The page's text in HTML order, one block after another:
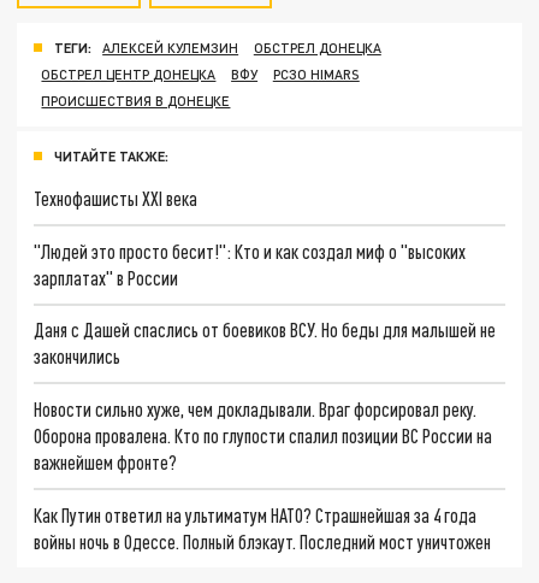
ТЕГИ: АЛЕКСЕЙ КУЛЕМЗИН
ОБСТРЕЛ ДОНЕЦКА
ОБСТРЕЛ ЦЕНТР ДОНЕЦКА
ВФУ
РСЗО HIMARS
ПРОИСШЕСТВИЯ В ДОНЕЦКЕ
ЧИТАЙТЕ ТАКЖЕ:
Технофашисты XXI века
"Людей это просто бесит!": Кто и как создал миф о "высоких
зарплатах" в России
Даня с Дашей спаслись от боевиков ВСУ. Но беды для малышей не
закончились
Новости сильно хуже, чем докладывали. Враг форсировал реку.
Оборона провалена. Кто по глупости спалил позиции ВС России на
важнейшем фронте?
Как Путин ответил на ультиматум НАТО? Страшнейшая за 4 года
войны ночь в Одессе. Полный блэкаут. Последний мост уничтожен